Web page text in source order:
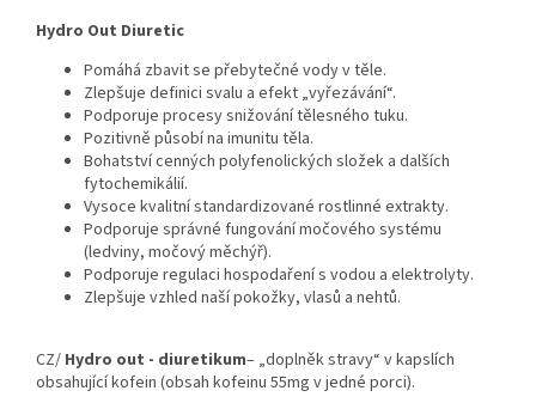
Hydro Out Diuretic
Pomáhá zbavit se přebytečné vody v těle.
Zlepšuje definici svalu a efekt „vyřezávání“.
Podporuje procesy snižování tělesného tuku.
Pozitivně působí na imunitu těla.
Bohatství cenných polyfenolických složek a dalších
fytochemikálií.
Vysoce kvalitní standardizované rostlinné extrakty.
Podporuje správné fungování močového systému
(ledviny, močový měchýř).
Podporuje regulaci hospodaření s vodou a elektrolyty.
Zlepšuje vzhled naší pokožky, vlasů a nehtů.
CZ/ Hydro out - diuretikum– „doplněk stravy“ v kapslích
obsahující kofein (obsah kofeinu 55mg v jedné porci).